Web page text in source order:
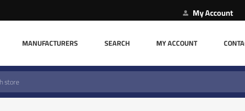
My Account
MANUFACTURERS SEARCH MY ACCOUNT